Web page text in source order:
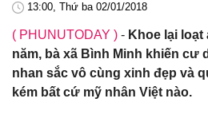
13:00, Thứ ba 02/01/2018
( PHUNUTODAY ) - Khoe lại loạt
năm, bà xã Bình Minh khiến cư
nhan sắc vô cùng xinh đẹp và
kém bất cứ mỹ nhân Việt nào.